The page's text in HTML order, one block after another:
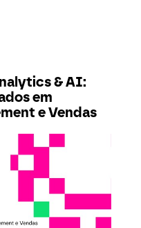
& AI:
em
e Vendas